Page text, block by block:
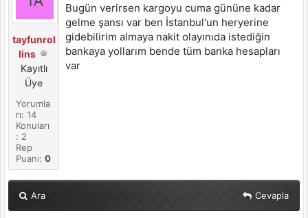
tayfunrol
lins
Kayıtlı
Üye
Yorumla
rı: 14
Konuları
: 2
Rep
Puanı:0
Bugün verirsen kargoyu cuma gününe kadar
gelme şansı var ben İstanbul'un heryerine
gidebilirim almaya nakit olayınıda istediğin
bankaya yollarım bende tüm banka hesapları
var
Ara Cevapla